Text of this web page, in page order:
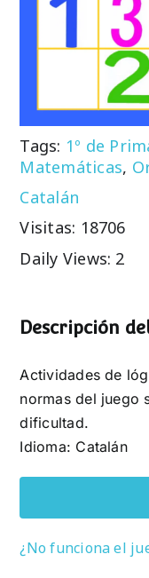
Tags: 1º de
Matemáticas,
Catalán
Visitas: 18706
Daily Views: 2
Descripción
Actividades de
normas del juego
dificultad.
Idioma: Catalán
¿No funciona el